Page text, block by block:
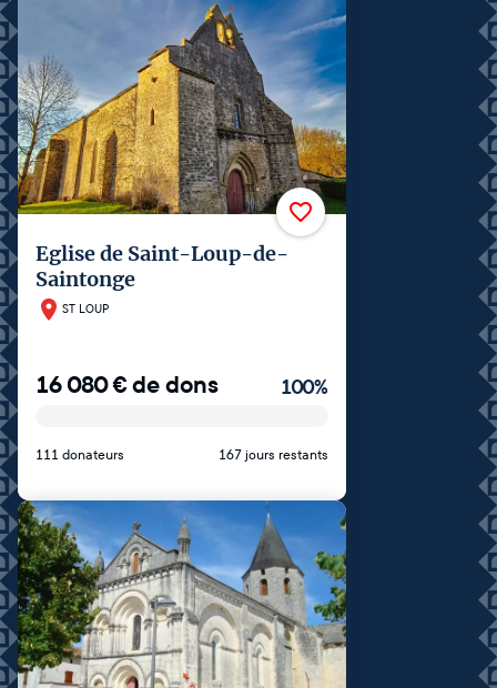
Eglise de Saint-Loup-de-
Saintonge
ST LOUP
16 080€de dons 100%
111 donateurs 167 jours restants